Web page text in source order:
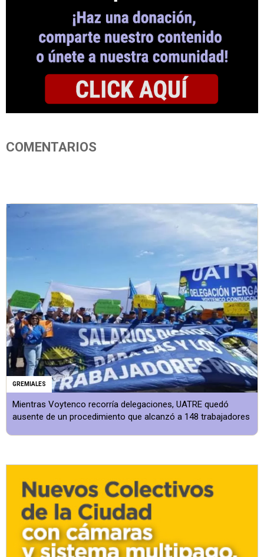
COMENTARIOS
GREMIALES
Mientras Voytenco recorría delegaciones, UATRE quedó
ausente de un procedimiento que alcanzó a 148 trabajadores